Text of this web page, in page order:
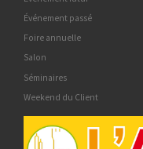
Événement passé
Foire annuelle
Salon
Séminaires
Weekend du Client